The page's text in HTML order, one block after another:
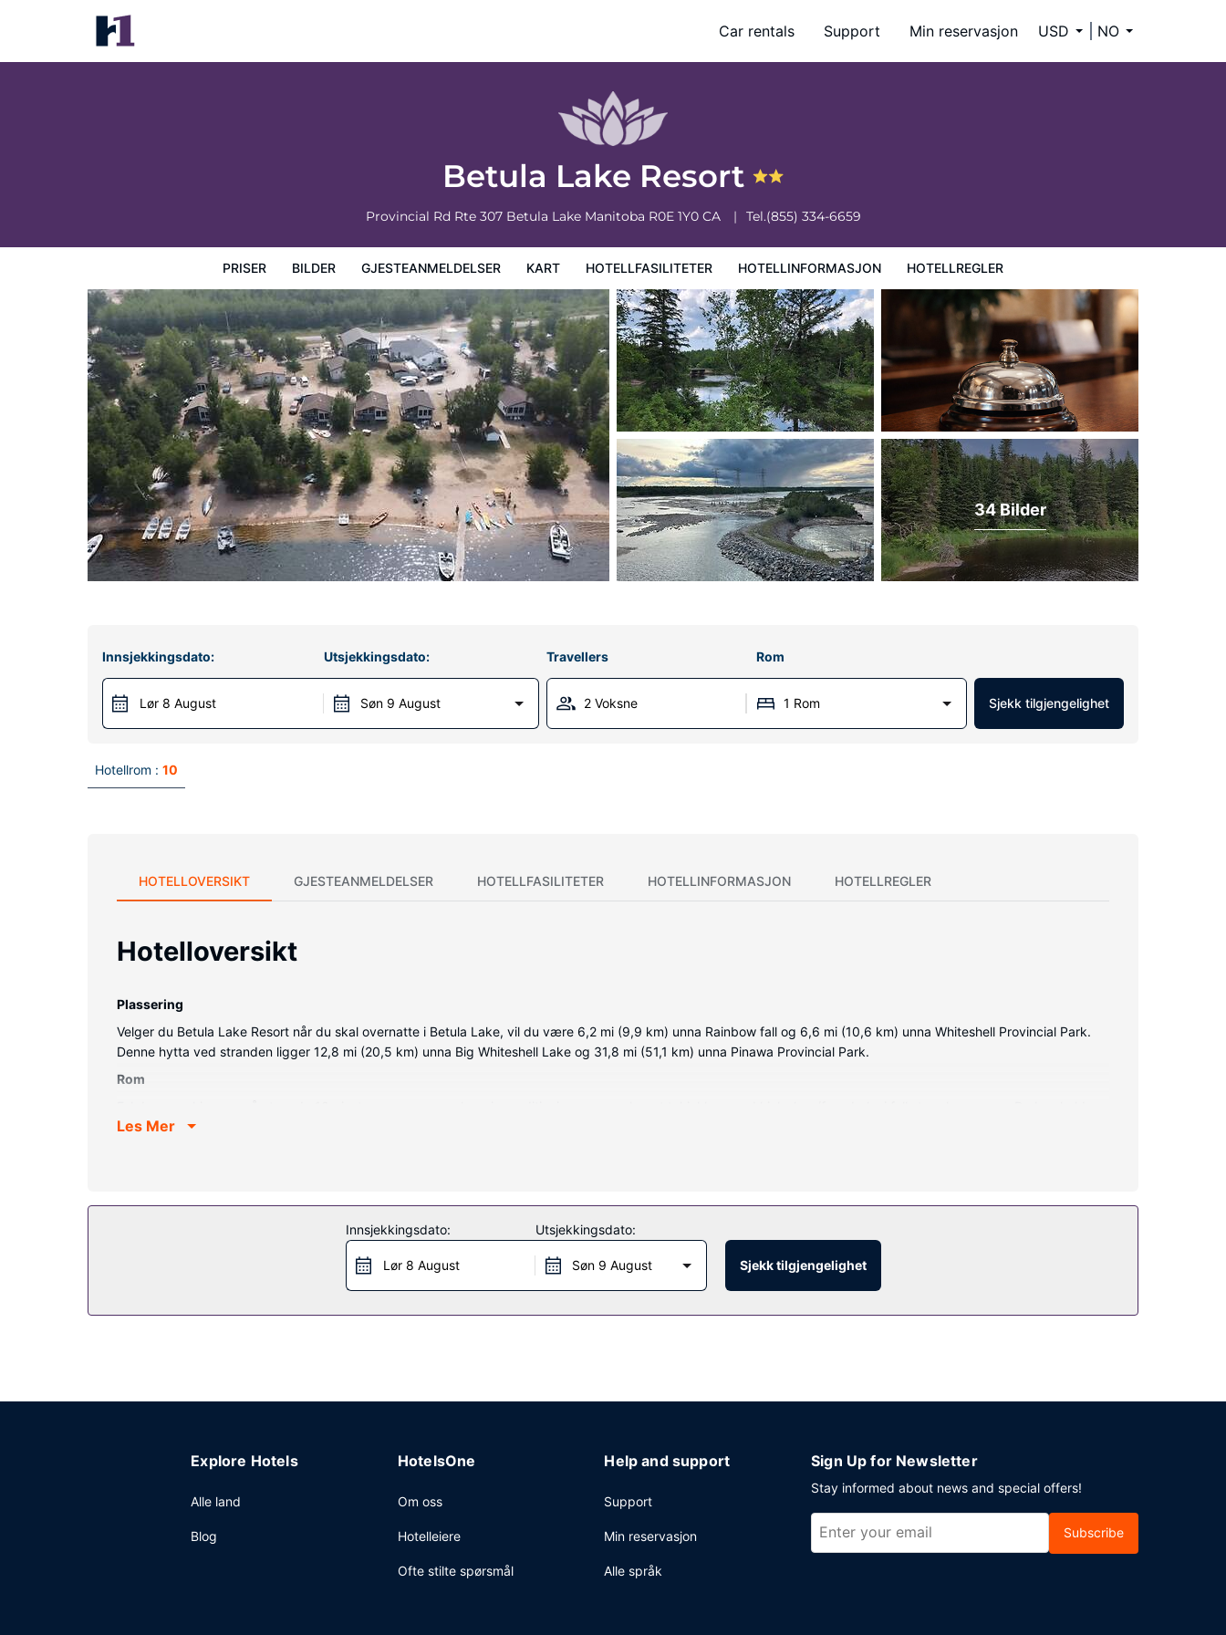
Car rentals Support Min reservasjon USD NO
Betula Lake Resort
Provincial Rd Rte 307 Betula Lake Manitoba R0E 1Y0 CA Tel.(855) 334-6659
PRISER BILDER GJESTEANMELDELSER KART HOTELLFASILITETER HOTELLINFORMASJON HOTELLREGLER
Betula Lake Resort
Priser
34 Bilder
Innsjekkingsdato:
Lør 8 August
Utsjekkingsdato:
Søn 9 August
Travellers Rom
2 Voksne 1 Rom Sjekk tilgjengelighet
Hotellrom : 10
HOTELLOVERSIKT GJESTEANMELDELSER HOTELLFASILITETER HOTELLINFORMASJON HOTELLREGLER
Hotelloversikt
Plassering
Velger du Betula Lake Resort når du skal overnatte i Betula Lake, vil du være 6,2 mi (9,9 km) unna Rainbow fall og 6,6 mi (10,6 km) unna Whiteshell Provincial Park.
Denne hytta ved stranden ligger 12,8 mi (20,5 km) unna Big Whiteshell Lake og 31,8 mi (51,1 km) unna Pinawa Provincial Park.
Rom
deg oppdatert med wi-fi (inkludert) på rommet, og underholdningen er sikret med parabol-TV. Rommene har mikrobølgeovn og kaffetrakter/tekoker, og rengjøring
Som gjest på Betula Lake Resort kan du få deg en matbit i dagligvarebutikken/storkiosken.
Les Mer
Innsjekkingsdato:
Lør 8 August
Utsjekkingsdato:
Søn 9 August Sjekk tilgjengelighet
Explore Hotels
Alle land
Blog
HotelsOne
Om oss
Hotelleiere
Ofte stilte spørsmål
Help and support
Support
Min reservasjon
Alle språk
Sign Up for Newsletter
Stay informed about news and special offers!
Subscribe